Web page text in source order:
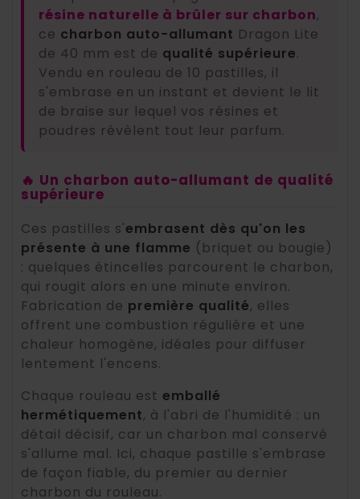
résine naturelle à brûler sur charbon,
ce charbon auto-allumant Dragon Lite
de 40 mm est de qualité supérieure.
Vendu en rouleau de 10 pastilles, il
s'embrase en un instant et devient le lit
de braise sur lequel vos résines et
poudres révèlent tout leur parfum.
🔥 Un charbon auto-allumant de qualité
supérieure
Ces pastilles s'embrasent dès qu'on les
présente à une flamme (briquet ou bougie)
: quelques étincelles parcourent le charbon,
qui rougit alors en une minute environ.
Fabrication de première qualité, elles
offrent une combustion régulière et une
chaleur homogène, idéales pour diffuser
lentement l'encens.
Chaque rouleau est emballé
hermétiquement, à l'abri de l'humidité : un
détail décisif, car un charbon mal conservé
s'allume mal. Ici, chaque pastille s'embrase
de façon fiable, du premier au dernier
charbon du rouleau.